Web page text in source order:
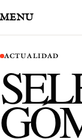
MENÚ
ACTUALIDAD